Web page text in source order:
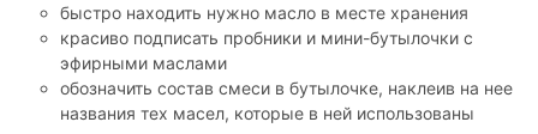
быстро находить нужно масло в месте хранения
красиво подписать пробники и мини-бутылочки с
эфирными маслами
обозначить состав смеси в бутылочке, наклеив на нее
названия тех масел, которые в ней использованы